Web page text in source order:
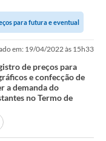
para futura e eventual
em: 19/04/2022 às 15h33
de preços para
e confecção de
a demanda do
no Termo de